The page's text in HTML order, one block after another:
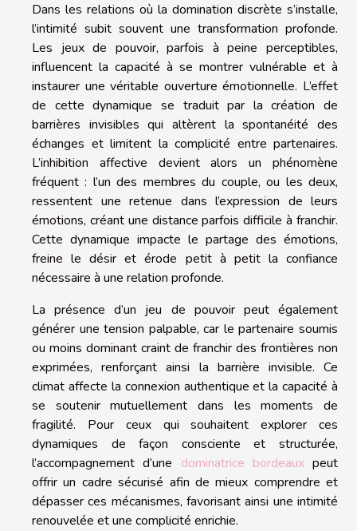
Dans les relations où la domination discrète s’installe,
l’intimité subit souvent une transformation profonde.
Les jeux de pouvoir, parfois à peine perceptibles,
influencent la capacité à se montrer vulnérable et à
instaurer une véritable ouverture émotionnelle. L’effet
de cette dynamique se traduit par la création de
barrières invisibles qui altèrent la spontanéité des
échanges et limitent la complicité entre partenaires.
L’inhibition affective devient alors un phénomène
fréquent : l’un des membres du couple, ou les deux,
ressentent une retenue dans l’expression de leurs
émotions, créant une distance parfois difficile à franchir.
Cette dynamique impacte le partage des émotions,
freine le désir et érode petit à petit la confiance
nécessaire à une relation profonde.
La présence d’un jeu de pouvoir peut également
générer une tension palpable, car le partenaire soumis
ou moins dominant craint de franchir des frontières non
exprimées, renforçant ainsi la barrière invisible. Ce
climat affecte la connexion authentique et la capacité à
se soutenir mutuellement dans les moments de
fragilité. Pour ceux qui souhaitent explorer ces
dynamiques de façon consciente et structurée,
l’accompagnement d’une dominatrice bordeauxpeut
offrir un cadre sécurisé afin de mieux comprendre et
dépasser ces mécanismes, favorisant ainsi une intimité
renouvelée et une complicité enrichie.